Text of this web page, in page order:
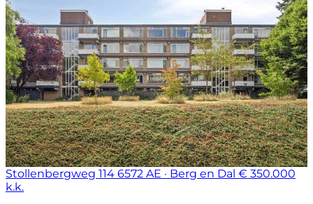
Stollenbergweg 114 6572 AE · Berg en Dal € 350.000
k.k.